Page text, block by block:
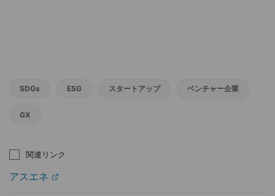
SDGs ESG スタートアップ ベンチャー企業
GX
関連リンク
アスエネ